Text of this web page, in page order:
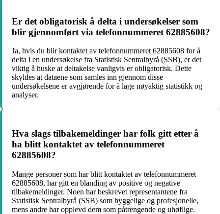
Er det obligatorisk å delta i undersøkelser som
blir gjennomført via telefonnummeret 62885608?
Ja, hvis du blir kontaktet av telefonnummeret 62885608 for å
delta i en undersøkelse fra Statistisk Sentralbyrå (SSB), er det
viktig å huske at deltakelse vanligvis er obligatorisk. Dette
skyldes at dataene som samles inn gjennom disse
undersøkelsene er avgjørende for å lage nøyaktig statistikk og
analyser.
Hva slags tilbakemeldinger har folk gitt etter å
ha blitt kontaktet av telefonnummeret
62885608?
Mange personer som har blitt kontaktet av telefonnummeret
62885608, har gitt en blanding av positive og negative
tilbakemeldinger. Noen har beskrevet representantene fra
Statistisk Sentralbyrå (SSB) som hyggelige og profesjonelle,
mens andre har opplevd dem som påtrengende og uhøflige.